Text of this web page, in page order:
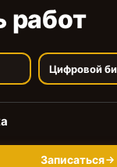
работ
Цифровой
Записаться